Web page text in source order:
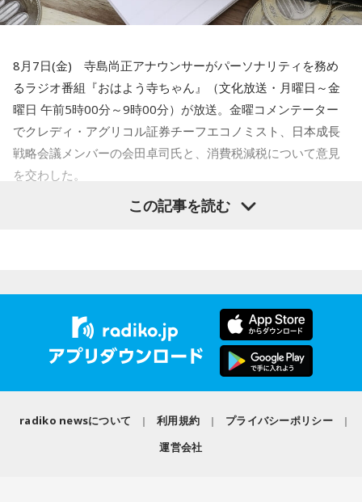
三輪田：そういうことでございますね（笑）。
小林：三輪田さんが言ったみたいにするなよ！
三輪田：（笑）。
寺内：汗ダラダラから、なんかそういう流れにされてる気が
三輪田：(笑)。
三輪田：当宮の授与品の中に、人気のお守りの「強運(ごうう
ん)御守」というものがあります。強い運と書いて「ごうう
集めてやってるわけじゃないですか」
一蔵 「だからね、この記事を読んだら「AIを駆使して盛り上
げていく」とか」
水谷「おお～」
「これね、楽しんでやってほしいなってものすごい思
ると思うんですけど、温かくこの子を迎えて、いい町内会に
していただければ」
水谷「素晴らしい」
一蔵「この子のおかげで町内会行事のチラシ1枚、ビラ1枚、
8月7日(金) 寺島尚正アナウンサーがパーソナリティを務め
るラジオ番組『おはよう寺ちゃん』（文化放送・月曜日～金
曜日 午前5時00分～9時00分）が放送。金曜コメンテーター
でクレディ・アグリコル証券チーフエコノミスト、日本成長
戦略会議メンバーの会田卓司氏と、消費税減税について意見
を交わした。
寺島「高市政権が閣議決定した消費税の減税方針が、日米関
か、インフレ抑制策を実行するか。私なら後者を優先する」
と話したといいます。自民党内では、トランプ政権が積極財
政の修正を求めるシナリオを警戒する声が上がりました。閣
僚経験者の一人は「アメリカが消費税の減税や歳出増にどれ
ほど注文をつけるのか見極める必要がある」このように強調
という。アメリカの政府高官が言ったということなんです
この記事を読む
radiko newsについて 利用規約
プライバシーポリシー
運営会社